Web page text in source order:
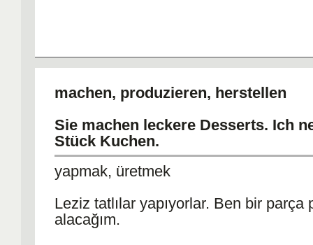
machen, produzieren, herstellen
Sie machen leckere Desserts. Ich
Stück Kuchen.
yapmak, üretmek
Leziz tatlılar yapıyorlar. Ben bir parça
alacağım.